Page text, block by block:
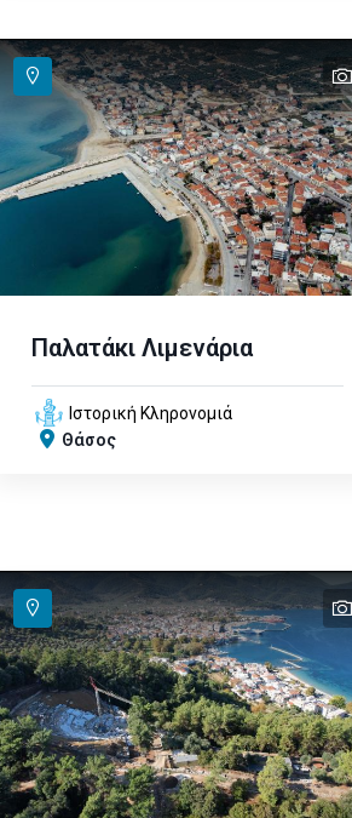
Παλατάκι Λιμενάρια
Ιστορική Κληρονομιά
Θάσος